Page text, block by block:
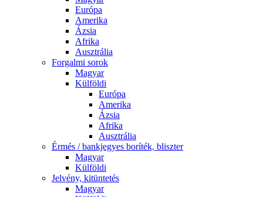
Európa
Amerika
Ázsia
Afrika
Ausztrália
Forgalmi sorok
Magyar
Külföldi
Európa
Amerika
Ázsia
Afrika
Ausztrália
Érmés / bankjegyes boríték, bliszter
Magyar
Külföldi
Jelvény, kitüntetés
Magyar